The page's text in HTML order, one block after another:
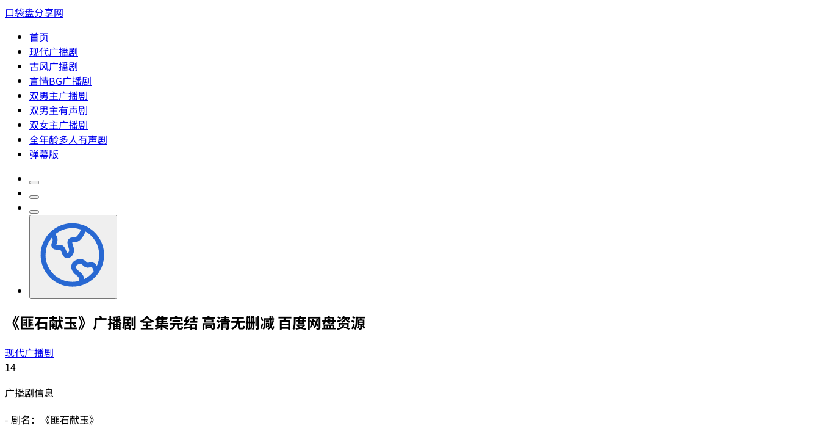
口袋盘分享网
首页
现代广播剧
古风广播剧
言情BG广播剧
双男主广播剧
双男主有声剧
双女主广播剧
全年龄多人有声剧
弹幕版
《匪石献玉》广播剧 全集完结 高清无删减 百度网盘资源
现代广播剧
14
广播剧信息
- 剧名：《匪石献玉》